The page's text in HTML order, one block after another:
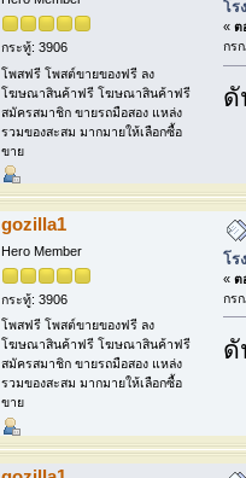
กระทู้: 3906
โพสฟรี โพสต์ขายของฟรี ลง
โฆษณาสินค้าฟรี โฆษณาสินค้าฟรี
สมัครสมาชิก ขายรถมือสอง แหล่ง
รวมของสะสม มากมายให้เลือกซื้อ
ขาย
โร
« ต
กร
ดั
gozilla1
Hero Member
กระทู้: 3906
โพสฟรี โพสต์ขายของฟรี ลง
โฆษณาสินค้าฟรี โฆษณาสินค้าฟรี
สมัครสมาชิก ขายรถมือสอง แหล่ง
รวมของสะสม มากมายให้เลือกซื้อ
ขาย
โร
« ต
กร
ดั